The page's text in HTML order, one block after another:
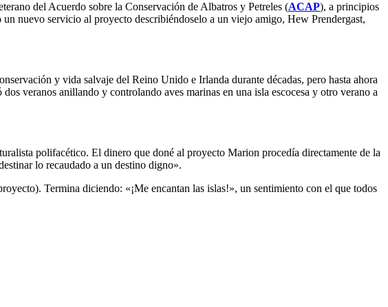
del Acuerdo sobre la Conservación de Albatros y Petreles (ACAP), a principios
un nuevo servicio al proyecto describiéndoselo a un viejo amigo, Hew Prendergast,
y vida salvaje del Reino Unido e Irlanda durante décadas, pero hasta ahora
veranos anillando y controlando aves marinas en una isla escocesa y otro verano a
polifacético. El dinero que doné al proyecto Marion procedía directamente de la
lo recaudado a un destino digno».
Termina diciendo: «¡Me encantan las islas!», un sentimiento con el que todos